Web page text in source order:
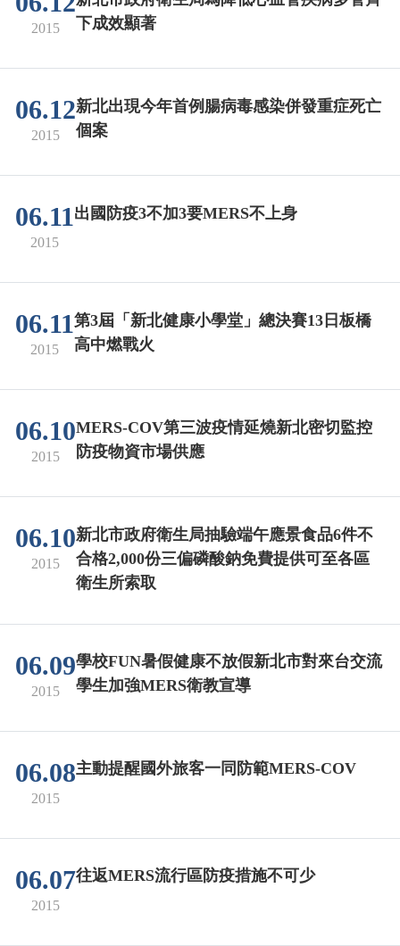
2015
下成效顯著
06.12
2015
新北出現今年首例腸病毒感染併發重症死亡
個案
06.11
2015
出國防疫3不加3要MERS不上身
06.11
2015
第3屆「新北健康小學堂」總決賽13日板橋
高中燃戰火
06.10
2015
MERS-COV第三波疫情延燒新北密切監控
防疫物資市場供應
06.10
2015
新北市政府衛生局抽驗端午應景食品6件不
合格2,000份三偏磷酸鈉免費提供可至各區
衛生所索取
06.09
2015
學校FUN暑假健康不放假新北市對來台交流
學生加強MERS衛教宣導
06.08
2015
主動提醒國外旅客一同防範MERS-COV
06.07
2015
往返MERS流行區防疫措施不可少